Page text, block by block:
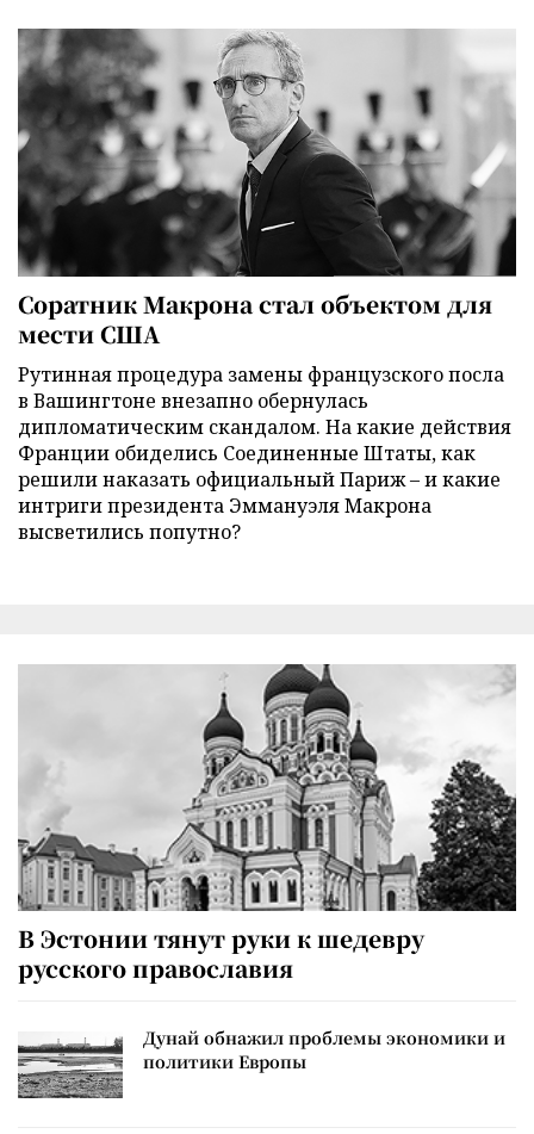
Соратник Макрона стал объектом для
мести США
Рутинная процедура замены французского посла
в Вашингтоне внезапно обернулась
дипломатическим скандалом. На какие действия
Франции обиделись Соединенные Штаты, как
решили наказать официальный Париж – и какие
интриги президента Эммануэля Макрона
высветились попутно?
В Эстонии тянут руки к шедевру
русского православия
Дунай обнажил проблемы экономики и
политики Европы